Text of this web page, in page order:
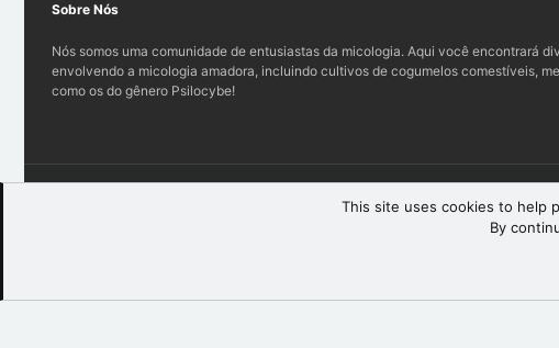
Sobre Nós
Nós somos uma comunidade de entusiastas da micologia. Aqui você encontrará
envolvendo a micologia amadora, incluindo cultivos de cogumelos comestíveis,
como os do gênero Psilocybe!
XenForo themeby
This site uses cookies to help
By